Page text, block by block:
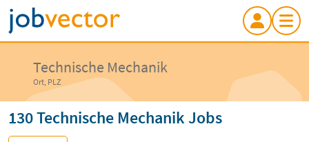
Technische Mechanik
Ort, PLZ
130 Technische Mechanik Jobs